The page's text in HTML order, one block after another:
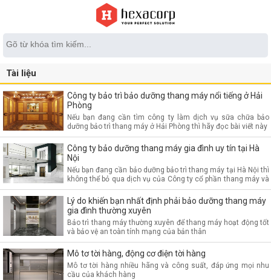
Tài liệu
Công ty bảo trì bảo dưỡng thang máy nổi tiếng ở Hải
Phòng
Nếu bạn đang cần tìm công ty làm dịch vụ sữa chữa bảo
dưỡng bảo trì thang máy ở Hải Phòng thì hãy đọc bài viết này
Công ty bảo dưỡng thang máy gia đình uy tín tại Hà
Nội
Nếu bạn đang cần bảo dưỡng bảo trì thang máy tại Hà Nội thì
không thể bỏ qua dịch vụ của Công ty cổ phần thang máy và
công nghệ Hexacorp
Lý do khiến bạn nhất định phải bảo dưỡng thang máy
gia đình thường xuyên
Bảo trì thang máy thường xuyên để thang máy hoạt động tốt
và bảo vệ an toàn tính mạng của bản thân
Mô tơ tời hàng, động cơ điện tời hàng
Mô tơ tời hàng nhiều hãng và công suất, đáp ứng mọi nhu
cầu của khách hàng